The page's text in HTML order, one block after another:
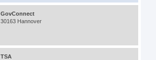
GovConnect
30163 Hannover
TSA